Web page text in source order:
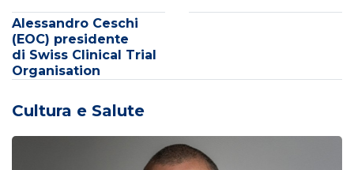
Alessandro Ceschi
(EOC) presidente
di Swiss Clinical Trial
Organisation
Cultura e Salute